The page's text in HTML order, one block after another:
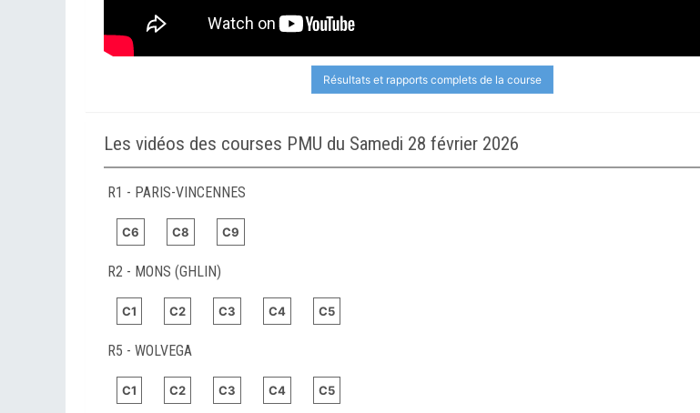
Résultats et rapports complets de la course
Les vidéos des courses PMU du Samedi 28 février 2026
R1 - PARIS-VINCENNES
C6 C8 C9
R2 - MONS (GHLIN)
C1 C2 C3 C4 C5
R5 - WOLVEGA
C1 C2 C3 C4 C5